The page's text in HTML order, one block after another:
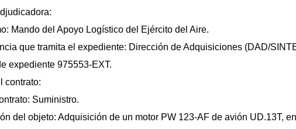
Mando del Apoyo Logístico del Ejército del Aire.
que tramita el expediente: Dirección de Adquisiciones (DAD/
expediente 975553-EXT.
contrato:
Suministro.
del objeto: Adquisición de un motor PW 123-AF de avión UD.13T,